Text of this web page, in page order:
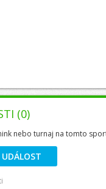
(0)
nebo turnaj na tomto